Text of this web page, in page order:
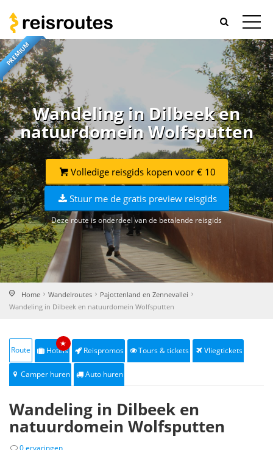
PREMIUM
Wandeling in Dilbeek en
natuurdomein Wolfsputten
Volledige reisgids kopen voor € 10
Stuur me de gratis preview reisgids
Deze route is onderdeel van de betalende reisgids
Home Wandelroutes
Pajottenland en Zennevallei
Wandeling in Dilbeek en natuurdomein Wolfsputten
Route Hotels
★
Reispromos Tours & tickets Vliegtickets
Camper huren Auto huren
Wandeling in Dilbeek en
natuurdomein Wolfsputten
0 ervaringen